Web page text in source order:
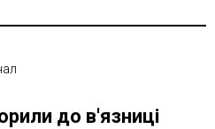
до в'язниці